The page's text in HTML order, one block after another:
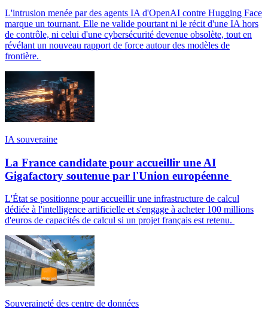
L'intrusion menée par des agents IA d'OpenAI contre Hugging Face
marque un tournant. Elle ne valide pourtant ni le récit d'une IA hors
de contrôle, ni celui d'une cybersécurité devenue obsolète, tout en
révélant un nouveau rapport de force autour des modèles de
frontière.
IA souveraine
La France candidate pour accueillir une AI
Gigafactory soutenue par l'Union européenne
L'État se positionne pour accueillir une infrastructure de calcul
dédiée à l'intelligence artificielle et s'engage à acheter 100 millions
d'euros de capacités de calcul si un projet français est retenu.
Souveraineté des centre de données